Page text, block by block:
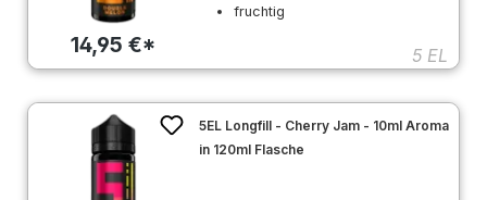
14,95 €*
fruchtig
5 EL
5EL Longfill - Cherry Jam - 10ml Aroma
in 120ml Flasche